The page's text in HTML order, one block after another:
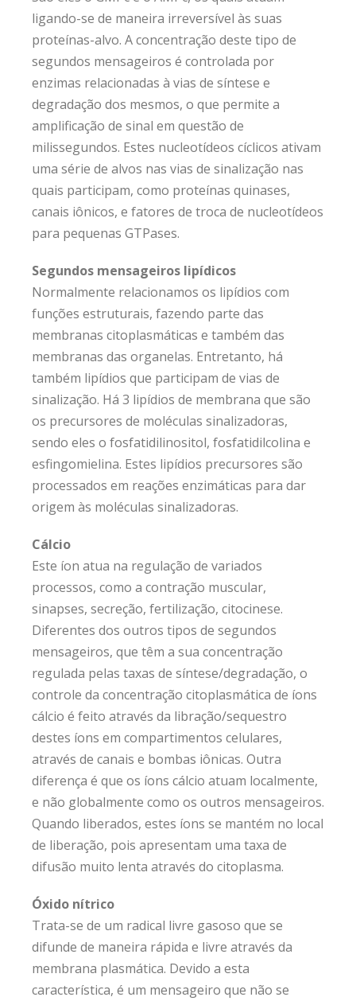
ligando-se de maneira irreversível às suas
proteínas-alvo. A concentração deste tipo de
segundos mensageiros é controlada por
enzimas relacionadas à vias de síntese e
degradação dos mesmos, o que permite a
amplificação de sinal em questão de
milissegundos. Estes nucleotídeos cíclicos ativam
uma série de alvos nas vias de sinalização nas
quais participam, como proteínas quinases,
canais iônicos, e fatores de troca de nucleotídeos
para pequenas GTPases.
Segundos mensageiros lipídicos
Normalmente relacionamos os lipídios com
funções estruturais, fazendo parte das
membranas citoplasmáticas e também das
membranas das organelas. Entretanto, há
também lipídios que participam de vias de
sinalização. Há 3 lipídios de membrana que são
os precursores de moléculas sinalizadoras,
sendo eles o fosfatidilinositol, fosfatidilcolina e
esfingomielina. Estes lipídios precursores são
processados em reações enzimáticas para dar
origem às moléculas sinalizadoras.
Cálcio
Este íon atua na regulação de variados
processos, como a contração muscular,
sinapses, secreção, fertilização, citocinese.
Diferentes dos outros tipos de segundos
mensageiros, que têm a sua concentração
regulada pelas taxas de síntese/degradação, o
controle da concentração citoplasmática de íons
cálcio é feito através da libração/sequestro
destes íons em compartimentos celulares,
através de canais e bombas iônicas. Outra
diferença é que os íons cálcio atuam localmente,
e não globalmente como os outros mensageiros.
Quando liberados, estes íons se mantém no local
de liberação, pois apresentam uma taxa de
difusão muito lenta através do citoplasma.
Óxido nítrico
Trata-se de um radical livre gasoso que se
difunde de maneira rápida e livre através da
membrana plasmática. Devido a esta
característica, é um mensageiro que não se